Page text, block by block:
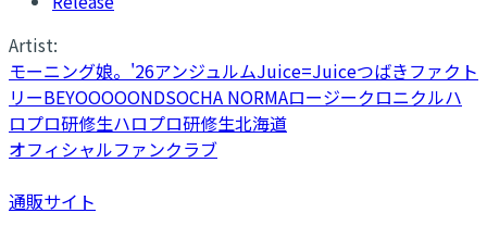
Artist:
モーニング娘。'26アンジュルムJuice=Juiceつばきファクト
リーBEYOOOOONDSOCHA NORMAロージークロニクルハ
ロプロ研修生ハロプロ研修生北海道
オフィシャルファンクラブ
通販サイト